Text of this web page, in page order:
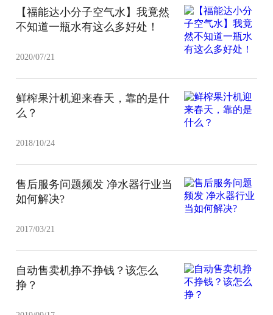
【福能达小分子空气水】我竟然
不知道一瓶水有这么多好处！
2020/07/21
鲜榨果汁机迎来春天，靠的是什
么？
2018/10/24
售后服务问题频发 净水器行业当
如何解决?
2017/03/21
自动售卖机挣不挣钱？该怎么
挣？